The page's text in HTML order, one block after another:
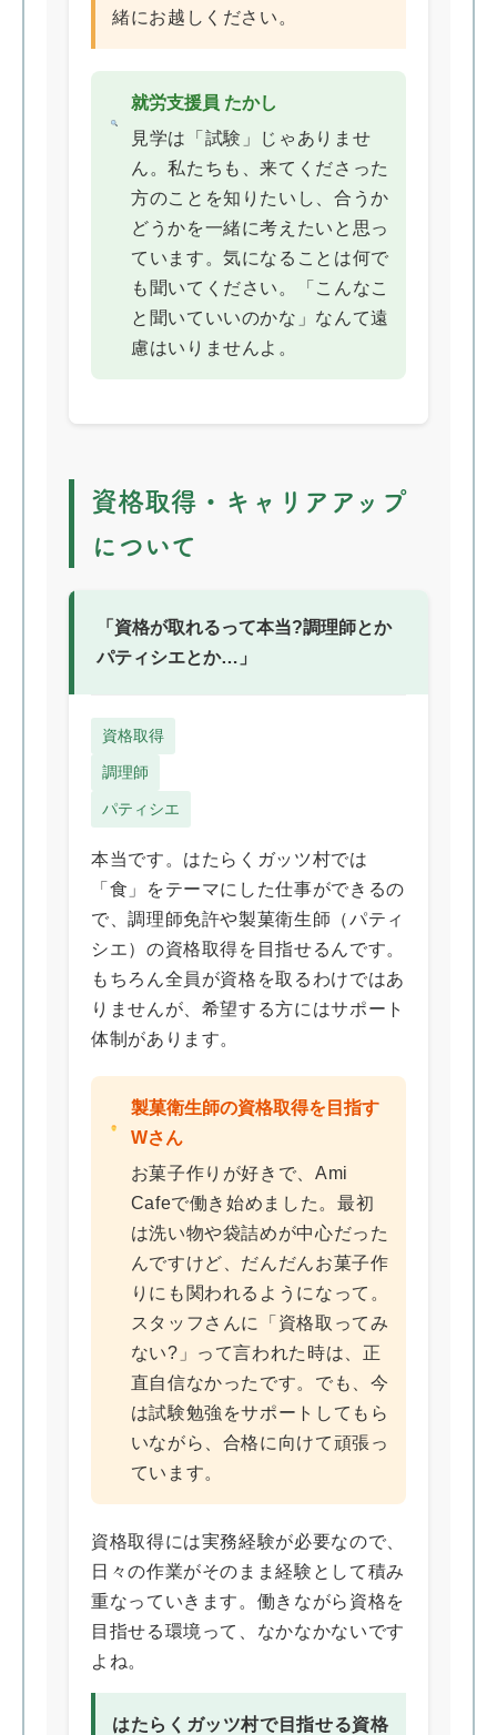
緒にお越しください。
就労支援員 たかし
見学は「試験」じゃありませ
ん。私たちも、来てくださった
方のことを知りたいし、合うか
どうかを一緒に考えたいと思っ
ています。気になることは何で
も聞いてください。「こんなこ
と聞いていいのかな」なんて遠
慮はいりませんよ。
資格取得・キャリアアップ
について
「資格が取れるって本当?調理師とか
パティシエとか…」
資格取得
調理師
パティシエ
本当です。はたらくガッツ村では
「食」をテーマにした仕事ができるの
で、調理師免許や製菓衛生師（パティ
シエ）の資格取得を目指せるんです。
もちろん全員が資格を取るわけではあ
りませんが、希望する方にはサポート
体制があります。
製菓衛生師の資格取得を目指す
Wさん
お菓子作りが好きで、Ami
Cafeで働き始めました。最初
は洗い物や袋詰めが中心だった
んですけど、だんだんお菓子作
りにも関われるようになって。
スタッフさんに「資格取ってみ
ない?」って言われた時は、正
直自信なかったです。でも、今
は試験勉強をサポートしてもら
いながら、合格に向けて頑張っ
ています。
資格取得には実務経験が必要なので、
日々の作業がそのまま経験として積み
重なっていきます。働きながら資格を
目指せる環境って、なかなかないです
よね。
はたらくガッツ村で目指せる資格